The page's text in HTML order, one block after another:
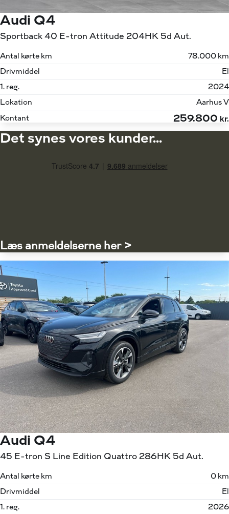
Audi Q4
Sportback 40 E-tron Attitude 204HK 5d Aut.
Antal kørte km
78.000 km
Drivmiddel
El
1. reg.
2024
Lokation
Aarhus V
Kontant
259.800 kr.
Det synes vores kunder...
Læs anmeldelserne her >
Audi Q4
45 E-tron S Line Edition Quattro 286HK 5d Aut.
Antal kørte km
0 km
Drivmiddel
El
1. reg.
2026